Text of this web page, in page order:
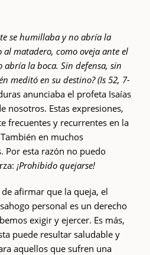
se humillaba y no abría la
matadero, como oveja ante el
la boca. Sin defensa, sin
meditó en su destino? (Is 52, 7-
anunciaba el profeta Isaías
nosotros. Estas expresiones,
frecuentes y recurrentes en la
en muchos
Por esta razón no puedo
¡Prohibido quejarse!
afirmar que la queja, el
personal es un derecho
exigir y ejercer. Es más,
puede resultar saludable y
aquellos que sufren una